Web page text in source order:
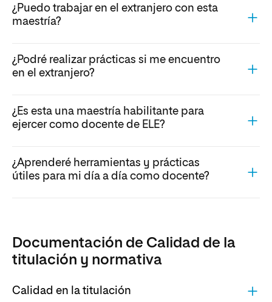
¿Puedo trabajar en el extranjero con esta
maestría?
¿Podré realizar prácticas si me encuentro
en el extranjero?
¿Es esta una maestría habilitante para
ejercer como docente de ELE?
¿Aprenderé herramientas y prácticas
útiles para mi día a día como docente?
Documentación de Calidad de la
titulación y normativa
Calidad en la titulación